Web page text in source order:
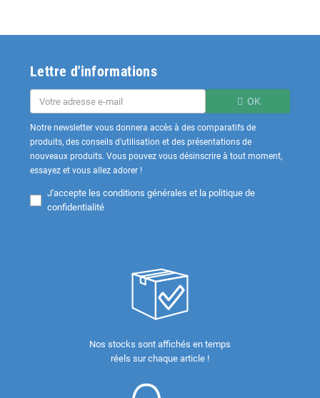
Lettre d'informations
OK
Notre newsletter vous donnera accès à des comparatifs de
produits, des conseils d'utilisation et des présentations de
nouveaux produits. Vous pouvez vous désinscrire à tout moment,
essayez et vous allez adorer !
J'accepte les conditions générales et la politique de
confidentialité
Nos stocks sont affichés en temps
réels sur chaque article !